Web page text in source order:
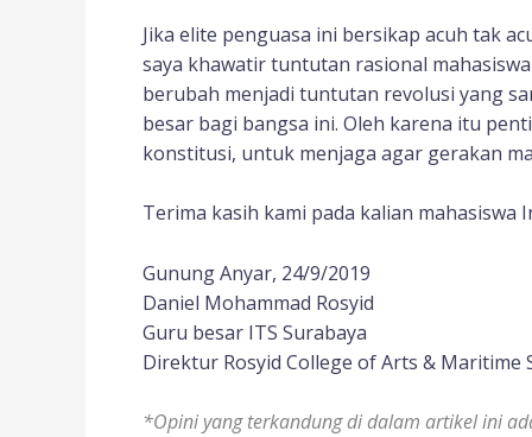
Jika elite penguasa ini bersikap acuh tak
saya khawatir tuntutan rasional
berubah menjadi tuntutan revolusi yang
besar bagi bangsa ini. Oleh karena itu
konstitusi, untuk menjaga agar gerakan
Terima kasih kami pada kalian
Gunung Anyar, 24/9/2019
Daniel Mohammad Rosyid
Guru besar ITS Surabaya
Direktur Rosyid College of Arts & Maritime
*Opini yang terkandung di dalam artikel ini